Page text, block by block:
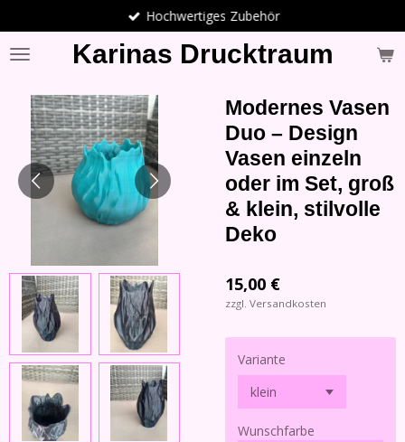
Hauptinhalt
springen
Karinas Drucktraum
Hochwertiges Zubehör
Modernes Vasen
Duo – Design
Vasen einzeln
oder im Set, groß
& klein, stilvolle
Deko
15,00 €
zzgl. Versandkosten
Variante
Wunschfarbe